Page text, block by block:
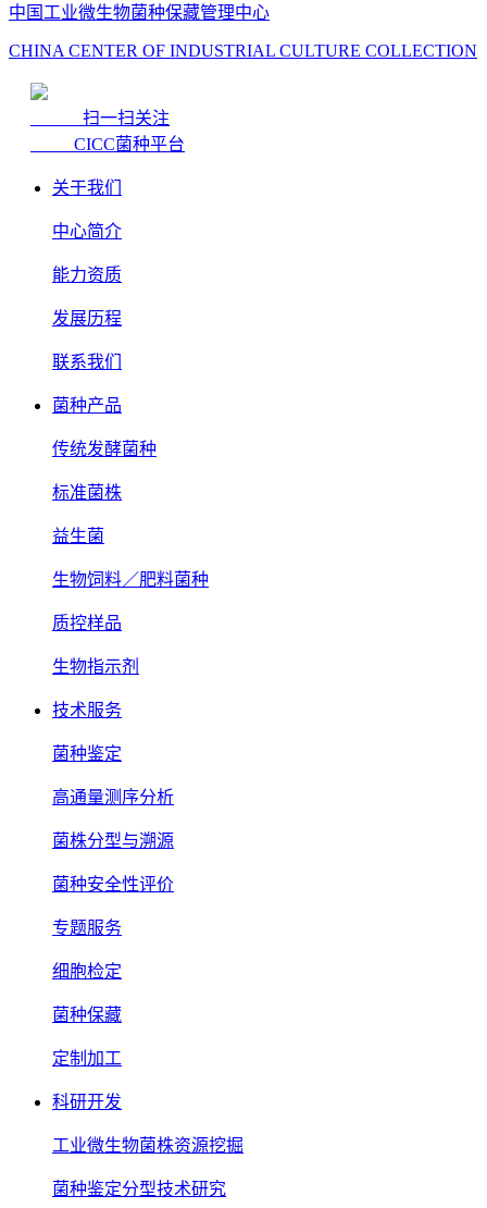
中国工业微生物菌种保藏管理中心
CHINA CENTER OF INDUSTRIAL CULTURE COLLECTION
扫一扫关注
CICC菌种平台
关于我们
中心简介
能力资质
发展历程
联系我们
菌种产品
传统发酵菌种
标准菌株
益生菌
生物饲料／肥料菌种
质控样品
生物指示剂
技术服务
菌种鉴定
高通量测序分析
菌株分型与溯源
菌种安全性评价
专题服务
细胞检定
菌种保藏
定制加工
科研开发
工业微生物菌株资源挖掘
菌种鉴定分型技术研究